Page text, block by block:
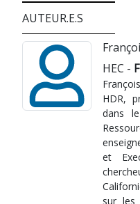
AUTEUR.E.S
HEC -
HDR,
dans
et
sur les